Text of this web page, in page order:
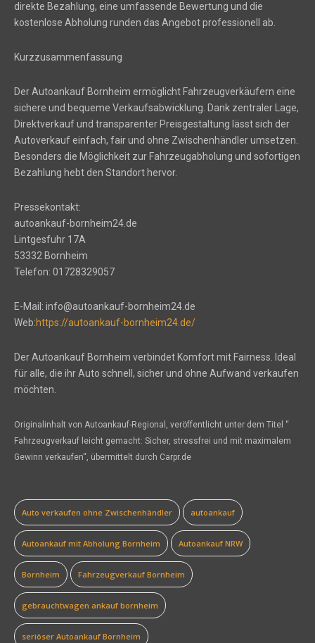
direkte Bezahlung, eine umfassende Bewertung und die
kostenlose Abholung runden das Angebot professionell ab.
Kurzzusammenfassung
Der Autoankauf Bornheim ermöglicht Fahrzeugverkäufern eine
sichere und bequeme Verkaufsabwicklung. Dank zentraler Lage,
Direktverkauf und transparenter Preisgestaltung lässt sich der
Autoverkauf einfach, fair und ohne Zwischenhändler umsetzen.
Besonders die Möglichkeit zur Fahrzeugabholung und sofortigen
Bezahlung hebt den Standort hervor.
Pressekontakt:
autoankauf-bornheim24.de
Lintgesfuhr 17A
53332 Bornheim
Telefon: 01728329057
E-Mail: info@autoankauf-bornheim24.de
Web:https://autoankauf-bornheim24.de/
Der Autoankauf Bornheim verbindet Komfort mit Fairness. Ideal
für alle, die ihr Auto schnell, sicher und ohne Aufwand verkaufen
möchten.
Originalinhalt von Autoankauf-Regional, veröffentlicht unter dem Titel “
Fahrzeugverkauf leicht gemacht: Sicher, stressfrei und mit maximalem
Gewinn verkaufen“, übermittelt durch Carpr.de
Auto verkaufen ohne Zwischenhändler autoankauf
Autoankauf mit Abholung Bornheim Autoankauf NRW
Bornheim Fahrzeugverkauf Bornheim
gebrauchtwagen ankauf bornheim
seriöser Autoankauf Bornheim